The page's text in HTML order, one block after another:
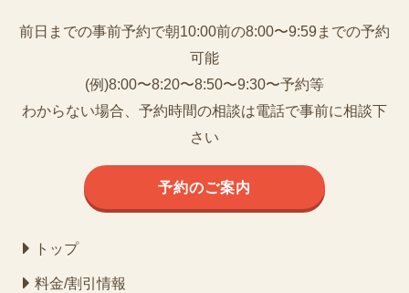
前日までの事前予約で朝10:00前の8:00〜9:59までの予約
可能
(例)8:00〜8:20〜8:50〜9:30〜予約等
わからない場合、予約時間の相談は電話で事前に相談下
さい
予約のご案内
トップ
料金/割引情報